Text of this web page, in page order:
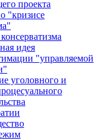
проекта
"кризисе
идея
"управляемой
уголовного и